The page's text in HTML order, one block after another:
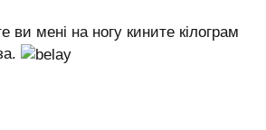
ви мені на ногу кините кілограм